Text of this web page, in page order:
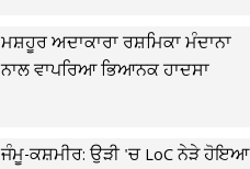
ਮਸ਼ਹੂਰ ਅਦਾਕਾਰਾ ਰਸ਼ਮਿਕਾ ਮੰਦਾਨਾ
ਨਾਲ ਵਾਪਰਿਆ ਭਿਆਨਕ ਹਾਦਸਾ
ਜੰਮੂ-ਕਸ਼ਮੀਰ: ਉੜੀ 'ਚ LoC ਨੇੜੇ ਹੋਇਆ